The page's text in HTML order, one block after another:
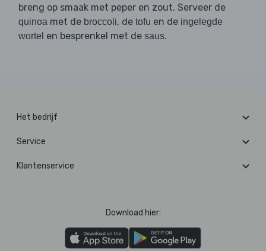
breng op smaak met peper en zout. Serveer de
quinoa met de broccoli, de tofu en de ingelegde
wortel en besprenkel met de saus.
Het bedrijf
Service
Klantenservice
Download hier: